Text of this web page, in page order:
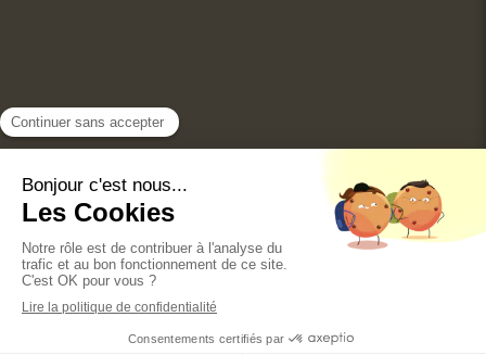
Conditions Générales Utilisation
Mentions légales
Politique de confidentialité et charte cookie
Annuaires chirurgiens dentistes